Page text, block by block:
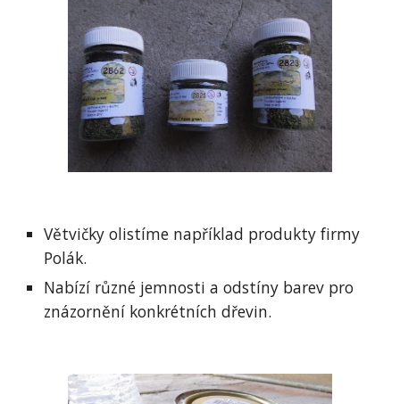
Větvičky olistíme například produkty firmy
Polák.
Nabízí různé jemnosti a odstíny barev pro
znázornění konkrétních dřevin.